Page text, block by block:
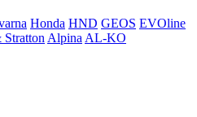
Honda HND GEOS EVOline
Alpina AL-KO